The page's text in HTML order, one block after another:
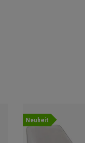
Neuheit